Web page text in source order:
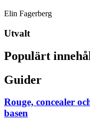
Elin Fagerberg
Utvalt
Populärt
Guider
Rouge, concealer
basen